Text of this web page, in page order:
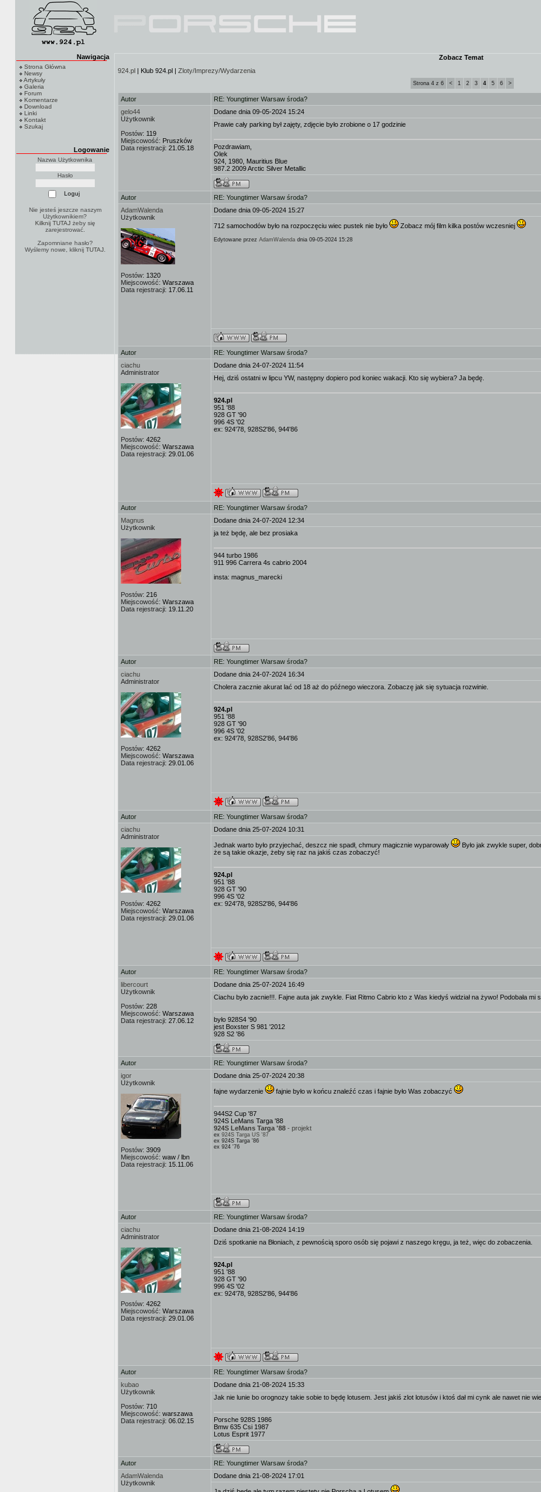
Nawigacja
Strona Główna
Newsy
Artykuły
Galeria
Forum
Komentarze
Download
Linki
Kontakt
Szukaj
Logowanie
Nazwa Użytkownika
Hasło
Nie jesteś jeszcze naszym
Użytkownikiem?
Kilknij TUTAJżeby się
zarejestrować.
Zapomniane hasło?
Wyślemy nowe, kliknij TUTAJ.
Zobacz Temat
924.pl | Klub 924.pl | Zloty/Imprezy/Wydarzenia
Strona 4 z 6 < 1 2 3 4 5 6 >
Autor
RE: Youngtimer Warsaw środa?
gelo44
Użytkownik
Postów: 119
Miejscowość: Pruszków
Data rejestracji: 21.05.18
Dodane dnia 09-05-2024 15:24
Prawie cały parking był zajęty, zdjęcie było zrobione o 17 godzinie
Pozdrawiam,
Olek
924, 1980, Mauritius Blue
987.2 2009 Arctic Silver Metallic
Autor
RE: Youngtimer Warsaw środa?
AdamWalenda
Użytkownik
Postów: 1320
Miejscowość: Warszawa
Data rejestracji: 17.06.11
Dodane dnia 09-05-2024 15:27
712 samochodów było na rozpoczęciu wiec pustek nie było Zobacz mój film kilka postów wczesniej
Edytowane przez AdamWalenda dnia 09-05-2024 15:28
Autor
RE: Youngtimer Warsaw środa?
ciachu
Administrator
Postów: 4262
Miejscowość: Warszawa
Data rejestracji: 29.01.06
Dodane dnia 24-07-2024 11:54
Hej, dziś ostatni w lipcu YW, następny dopiero pod koniec wakacji. Kto się wybiera? Ja będę.
924.pl
951 '88
928 GT '90
996 4S '02
ex: 924'78, 928S2'86, 944'86
Autor
RE: Youngtimer Warsaw środa?
Magnus
Użytkownik
Postów: 216
Miejscowość: Warszawa
Data rejestracji: 19.11.20
Dodane dnia 24-07-2024 12:34
ja też będę, ale bez prosiaka
944 turbo 1986
911 996 Carrera 4s cabrio 2004
insta: magnus_marecki
Autor
RE: Youngtimer Warsaw środa?
ciachu
Administrator
Postów: 4262
Miejscowość: Warszawa
Data rejestracji: 29.01.06
Dodane dnia 24-07-2024 16:34
Cholera zacznie akurat lać od 18 aż do późnego wieczora. Zobaczę jak się sytuacja rozwinie.
924.pl
951 '88
928 GT '90
996 4S '02
ex: 924'78, 928S2'86, 944'86
Autor
RE: Youngtimer Warsaw środa?
ciachu
Administrator
Postów: 4262
Miejscowość: Warszawa
Data rejestracji: 29.01.06
Dodane dnia 25-07-2024 10:31
Jednak warto było przyjechać, deszcz nie spadł, chmury magicznie wyparowały
Było jak zwykle super,
że są takie okazje, żeby się raz na jakiś czas zobaczyć!
924.pl
951 '88
928 GT '90
996 4S '02
ex: 924'78, 928S2'86, 944'86
Autor
RE: Youngtimer Warsaw środa?
libercourt
Użytkownik
Postów: 228
Miejscowość: Warszawa
Data rejestracji: 27.06.12
Dodane dnia 25-07-2024 16:49
Ciachu było zacnie!!!. Fajne auta jak zwykle. Fiat Ritmo Cabrio kto z Was kiedyś widział na żywo! Podobała mi
było 928S4 '90
jest Boxster S 981 '2012
928 S2 '86
Autor
RE: Youngtimer Warsaw środa?
igor
Użytkownik
Postów: 3909
Miejscowość: waw / lbn
Data rejestracji: 15.11.06
Dodane dnia 25-07-2024 20:38
fajne wydarzenie fajnie było w końcu znaleźć czas i fajnie było Was zobaczyć
944S2 Cup '87
924S LeMans Targa '88
924S LeMans Targa '88 - projekt
ex 924S Targa US '87
ex 924S Targa '86
ex 924 '76
Autor
RE: Youngtimer Warsaw środa?
ciachu
Administrator
Postów: 4262
Miejscowość: Warszawa
Data rejestracji: 29.01.06
Dodane dnia 21-08-2024 14:19
Dziś spotkanie na Błoniach, z pewnością sporo osób się pojawi z naszego kręgu, ja też, więc do zobaczenia.
924.pl
951 '88
928 GT '90
996 4S '02
ex: 924'78, 928S2'86, 944'86
Autor
RE: Youngtimer Warsaw środa?
kubao
Użytkownik
Postów: 710
Miejscowość: warszawa
Data rejestracji: 06.02.15
Dodane dnia 21-08-2024 15:33
Jak nie lunie bo orognozy takie sobie to będę lotusem. Jest jakiś zlot lotusów i ktoś dał mi cynk ale nawet nie
Porsche 928S 1986
Bmw 635 Csi 1987
Lotus Esprit 1977
Autor
RE: Youngtimer Warsaw środa?
AdamWalenda
Użytkownik
Dodane dnia 21-08-2024 17:01